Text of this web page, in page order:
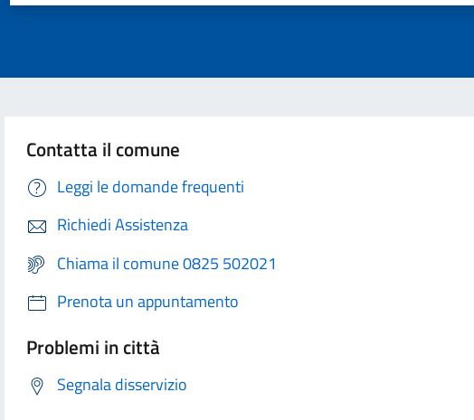
Contatta il comune
Leggi le domande frequenti
Richiedi Assistenza
Chiama il comune 0825 502021
Prenota un appuntamento
Problemi in città
Segnala disservizio